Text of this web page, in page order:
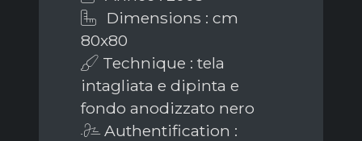
Dimensions : cm
80x80
Technique : tela
intagliata e dipinta e
fondo anodizzato nero
Authentification :